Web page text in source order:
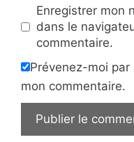
Enregistrer mon
dans le
commentaire.
Prévenez-moi
mon commentaire.